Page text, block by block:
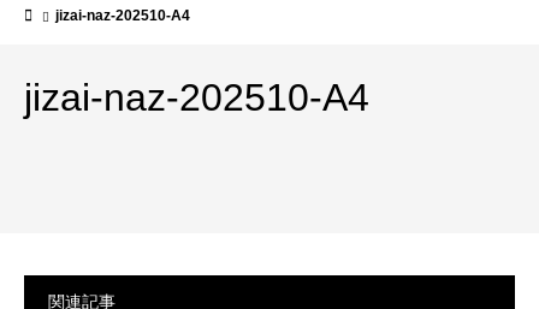
jizai-naz-202510-A4
jizai-naz-202510-A4
関連記事